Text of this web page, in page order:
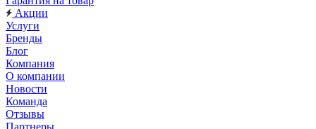
Акции
Услуги
Бренды
Блог
Компания
О компании
Новости
Команда
Отзывы
Партнеры